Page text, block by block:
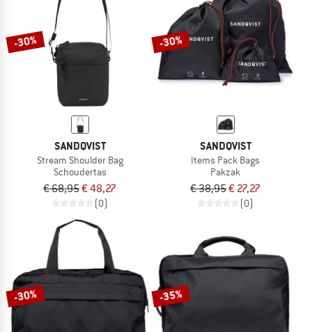
-30%
SANDQVIST
Stream Shoulder Bag
Schoudertas
€ 68,95€ 48,27
(0)
-30%
SANDQVIST
Items Pack Bags
Pakzak
€ 38,95€ 27,27
(0)
-30% -35%